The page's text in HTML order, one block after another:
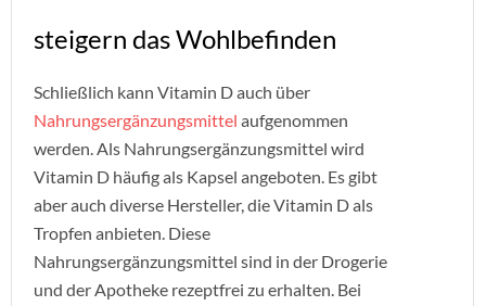
steigern das Wohlbefinden
Schließlich kann Vitamin D auch über
Nahrungsergänzungsmittel aufgenommen
werden. Als Nahrungsergänzungsmittel wird
Vitamin D häufig als Kapsel angeboten. Es gibt
aber auch diverse Hersteller, die Vitamin D als
Tropfen anbieten. Diese
Nahrungsergänzungsmittel sind in der Drogerie
und der Apotheke rezeptfrei zu erhalten. Bei